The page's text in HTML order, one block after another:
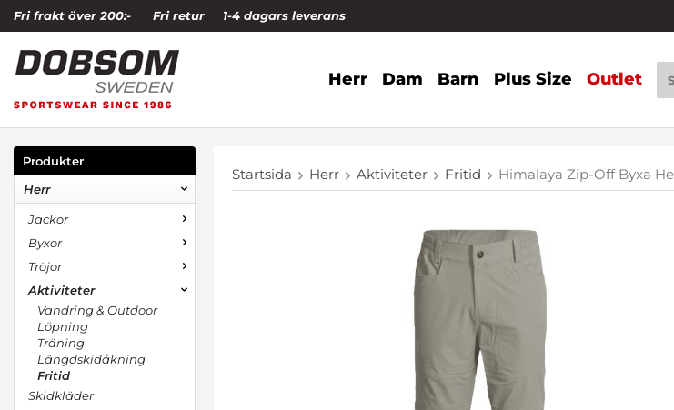
Fri frakt över 200:- Fri retur 1-4 dagars leverans
Herr Dam Barn Plus Size Outlet
Produkter
Herr
Jackor
Byxor
Tröjor
Aktiviteter
Vandring & Outdoor
Löpning
Träning
Längdskidåkning
Fritid
Skidkläder
Startsida Herr Aktiviteter Fritid Himalaya Zip-Off Byxa